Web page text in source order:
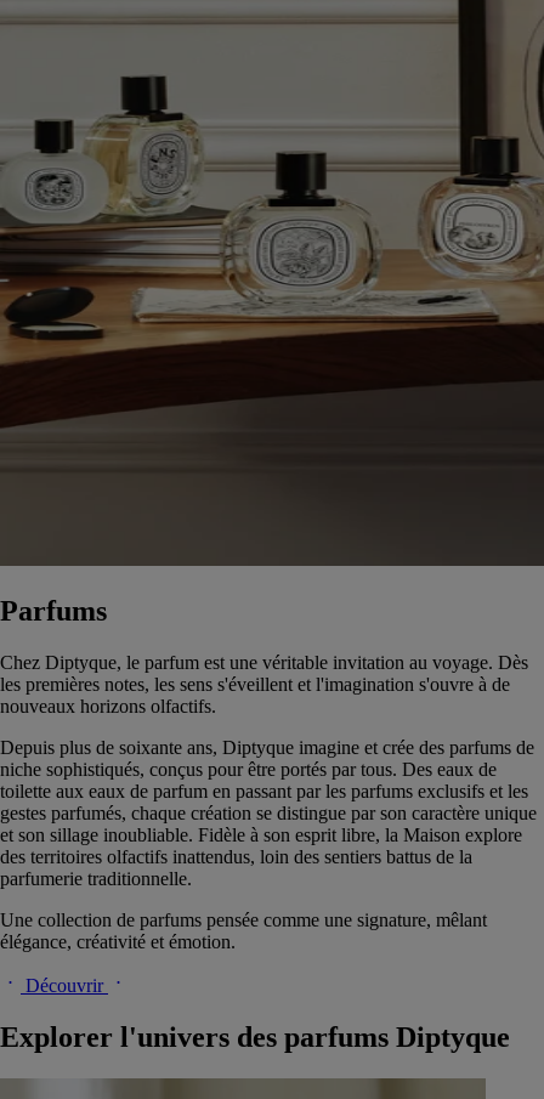
Parfums
Chez Diptyque, le parfum est une véritable invitation au voyage. Dès
les premières notes, les sens s'éveillent et l'imagination s'ouvre à de
nouveaux horizons olfactifs.
Depuis plus de soixante ans, Diptyque imagine et crée des parfums de
niche sophistiqués, conçus pour être portés par tous. Des eaux de
toilette aux eaux de parfum en passant par les parfums exclusifs et les
gestes parfumés, chaque création se distingue par son caractère unique
et son sillage inoubliable. Fidèle à son esprit libre, la Maison explore
des territoires olfactifs inattendus, loin des sentiers battus de la
parfumerie traditionnelle.
Une collection de parfums pensée comme une signature, mêlant
élégance, créativité et émotion.
Découvrir
Explorer l'univers des parfums Diptyque